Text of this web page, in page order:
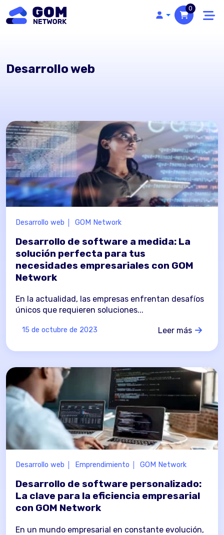
0
Desarrollo web
Desarrollo web GOM Network
Desarrollo de software a medida: La
solución perfecta para tus
necesidades empresariales con GOM
Network
En la actualidad, las empresas enfrentan desafíos
únicos que requieren soluciones...
15 de octubre de 2023 Leer más
Desarrollo web Emprendimiento GOM Network
Desarrollo de software personalizado:
La clave para la eficiencia empresarial
con GOM Network
En un mundo empresarial en constante evolución,